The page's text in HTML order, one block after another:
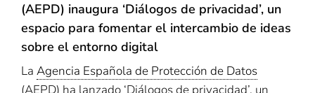
(AEPD) inaugura ‘Diálogos de privacidad’, un
espacio para fomentar el intercambio de ideas
sobre el entorno digital
La Agencia Española de Protección de Datos